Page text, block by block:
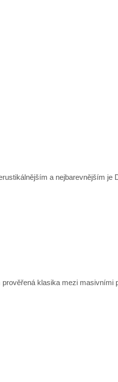
a nejbarevnějším
klasika mezi masivními